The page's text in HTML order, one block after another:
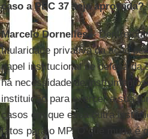
caso a PEC 37 seja aprovada?
Marcelo Dornelles– Dentre
titularidade privativa da ação
papel institucional de defesa
há necessidade de
instituição para exercer a sua
casos em que essa outra
fatos para o MP. O que muda é